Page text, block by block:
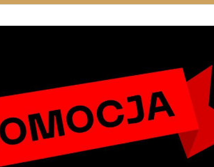
je podać jako dodatek do meszu lub
z lekarzem weterynarii.